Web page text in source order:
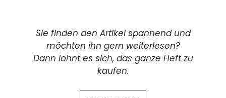
Sie finden den Artikel spannend und
möchten ihn gern weiterlesen?
Dann lohnt es sich, das ganze Heft zu
kaufen.